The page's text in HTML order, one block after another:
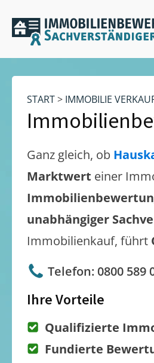
START> IMMOBILIE
Ganz gleich, ob
Marktwert einer
unabhängiger
Immobilienkauf, führt
Telefon: 0800 589
Ihre Vorteile
Qualifizierte
Fundierte